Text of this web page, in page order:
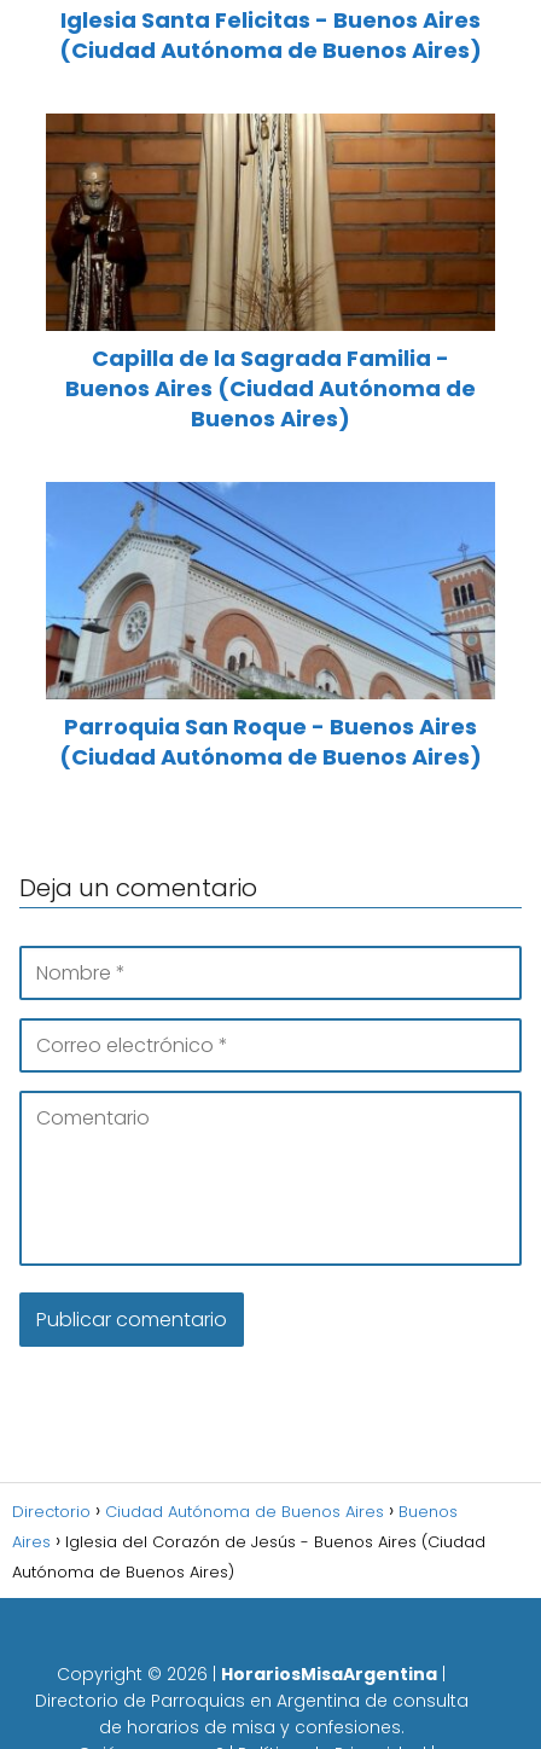
Iglesia Santa Felicitas - Buenos Aires
(Ciudad Autónoma de Buenos Aires)
Capilla de la Sagrada Familia -
Buenos Aires (Ciudad Autónoma de
Buenos Aires)
Parroquia San Roque - Buenos Aires
(Ciudad Autónoma de Buenos Aires)
Deja un comentario
Directorio Ciudad Autónoma de Buenos Aires
Buenos
Aires
Iglesia del Corazón de Jesús - Buenos Aires (Ciudad
Autónoma de Buenos Aires)
Copyright © 2026 HorariosMisaArgentina
Directorio de Parroquias en Argentina de consulta
de horarios de misa y confesiones.